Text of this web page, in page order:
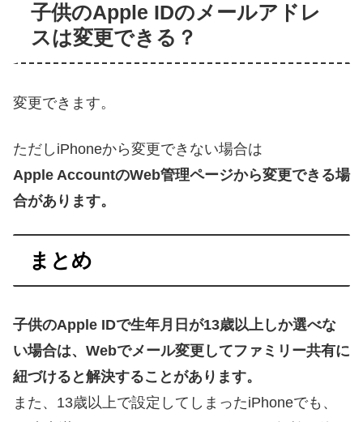
子供のApple IDのメールアドレ
スは変更できる？
変更できます。
ただしiPhoneから変更できない場合は
Apple AccountのWeb管理ページから変更できる場
合があります。
まとめ
子供のApple IDで生年月日が13歳以上しか選べな
い場合は、Webでメール変更してファミリー共有に
紐づけると解決することがあります。
また、13歳以上で設定してしまったiPhoneでも、